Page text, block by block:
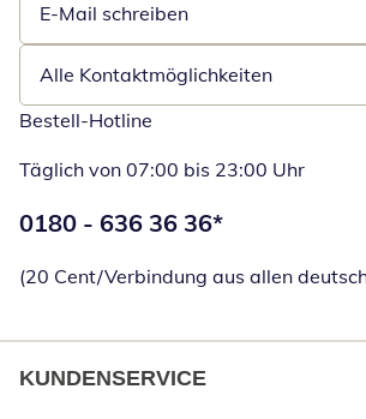
E-Mail schreiben
Öffnet E-Mail-Client
Alle Kontaktmöglichkeiten
Bestell-Hotline
Täglich von 07:00 bis 23:00 Uhr
Telefonnummer:
0180 - 636 36 36*
(20 Cent/Verbindung aus allen
KUNDENSERVICE